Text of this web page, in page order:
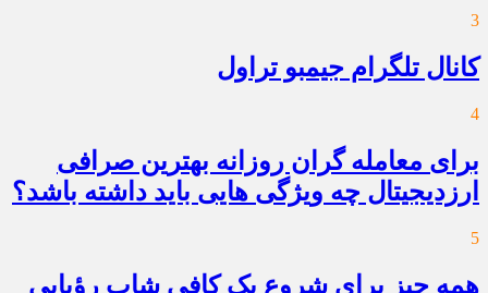
3
کانال تلگرام جیمبو تراول
4
برای معامله گران روزانه بهترین صرافی
ارزدیجیتال چه ویژگی هایی باید داشته باشد؟
5
همه چیز برای شروع یک کافی شاپ رؤیایی